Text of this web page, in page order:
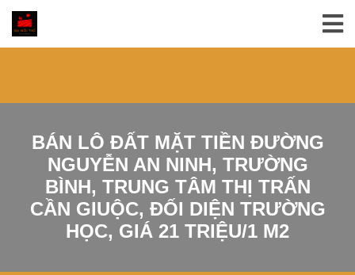
BÁN LÔ ĐẤT MẶT TIỀN ĐƯỜNG
NGUYỄN AN NINH, TRƯỜNG
BÌNH, TRUNG TÂM THỊ TRẤN
CẦN GIUỘC, ĐỐI DIỆN TRƯỜNG
HỌC, GIÁ 21 TRIỆU/1 M2